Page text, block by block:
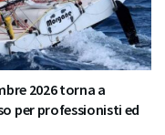
2026 torna a
per professionisti ed